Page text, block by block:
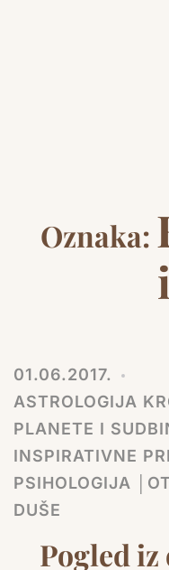
Oznaka:
01.06.2017.
ASTROLOGIJA
PLANETE I
INSPIRATIVNE
PSIHOLOGIJA
DUŠE
Pogled